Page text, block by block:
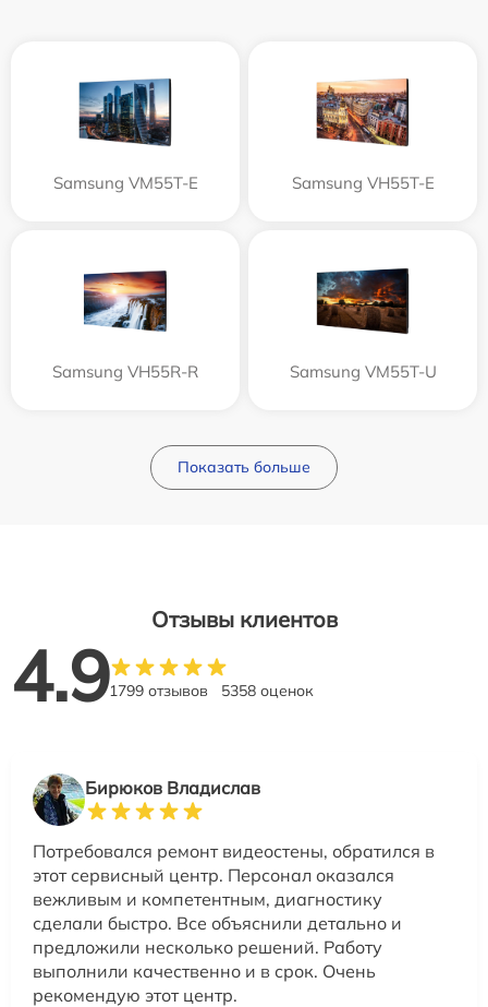
Samsung VM55T-E Samsung VH55T-E
Samsung VH55R-R Samsung VM55T-U
Показать больше
Отзывы клиентов
4.91799 отзывов 5358 оценок
Бирюков Владислав
Потребовался ремонт видеостены, обратился в
этот сервисный центр. Персонал оказался
вежливым и компетентным, диагностику
сделали быстро. Все объяснили детально и
предложили несколько решений. Работу
выполнили качественно и в срок. Очень
рекомендую этот центр.